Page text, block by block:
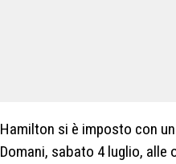
Hamilton si è imposto con
Domani, sabato 4 luglio, alle